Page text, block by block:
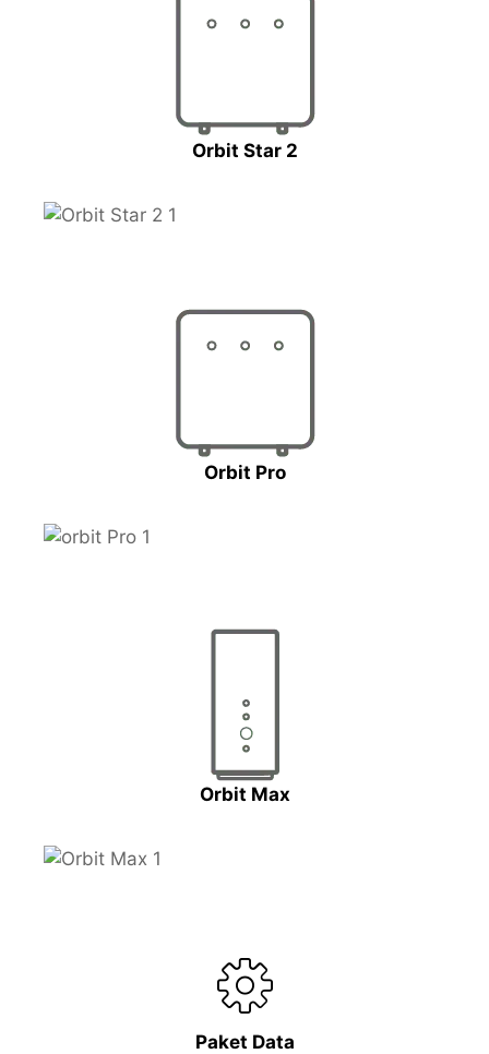
Orbit Star 2
Orbit Pro
Orbit Max
Paket Data